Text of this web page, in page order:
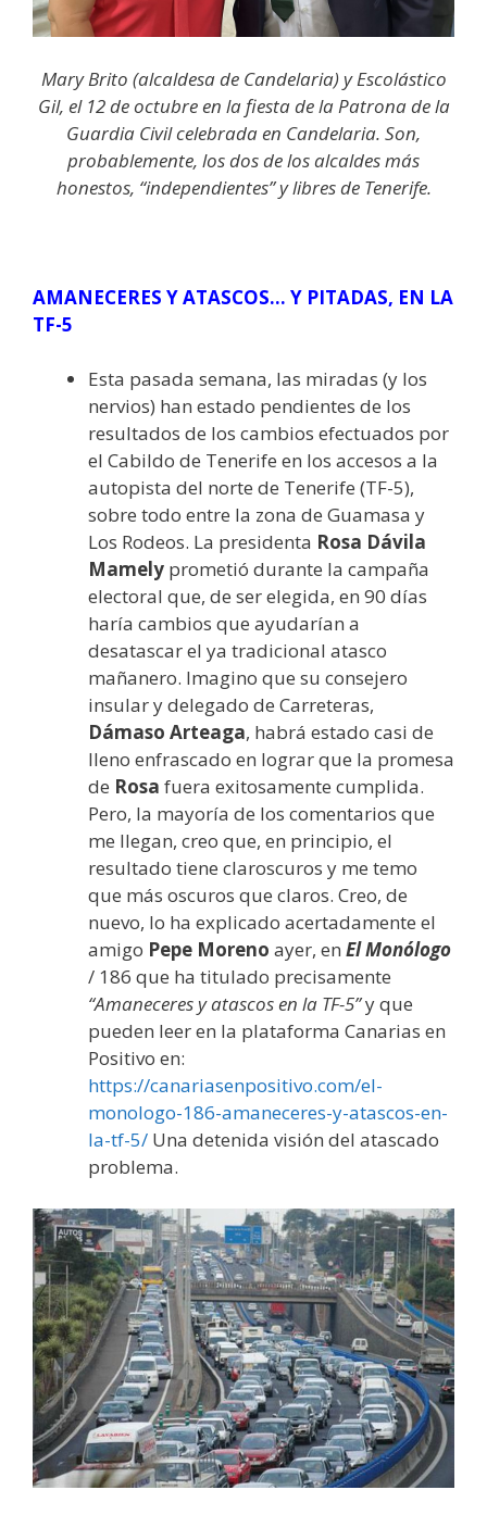
Mary Brito (alcaldesa de Candelaria) y Escolástico
Gil, el 12 de octubre en la fiesta de la Patrona de la
Guardia Civil celebrada en Candelaria. Son,
probablemente, los dos de los alcaldes más
honestos, “independientes” y libres de Tenerife.
AMANECERES Y ATASCOS… Y PITADAS, EN LA
TF-5
Esta pasada semana, las miradas (y los
nervios) han estado pendientes de los
resultados de los cambios efectuados por
el Cabildo de Tenerife en los accesos a la
autopista del norte de Tenerife (TF-5),
sobre todo entre la zona de Guamasa y
Los Rodeos. La presidenta Rosa Dávila
Mamely prometió durante la campaña
electoral que, de ser elegida, en 90 días
haría cambios que ayudarían a
desatascar el ya tradicional atasco
mañanero. Imagino que su consejero
insular y delegado de Carreteras,
Dámaso Arteaga, habrá estado casi de
lleno enfrascado en lograr que la promesa
de Rosa fuera exitosamente cumplida.
Pero, la mayoría de los comentarios que
me llegan, creo que, en principio, el
resultado tiene claroscuros y me temo
que más oscuros que claros. Creo, de
nuevo, lo ha explicado acertadamente el
amigo Pepe Moreno ayer, en El Monólogo
/ 186 que ha titulado precisamente
“Amaneceres y atascos en la TF-5”y que
pueden leer en la plataforma Canarias en
Positivo en:
https://canariasenpositivo.com/el-
monologo-186-amaneceres-y-atascos-en-
la-tf-5/ Una detenida visión del atascado
problema.